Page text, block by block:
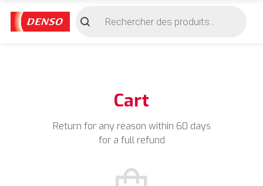
de
produits
Cart
Return for any reason within 60 days
for a full refund